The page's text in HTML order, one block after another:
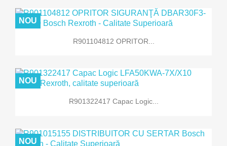
R901104812 OPRITOR...
NOU
R901322417 Capac Logic...
NOU
NOU